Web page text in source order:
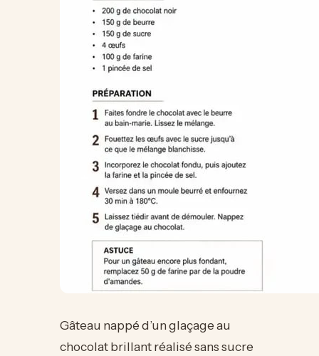
Gâteau nappé d’un glaçage au
chocolat brillant réalisé sans sucre